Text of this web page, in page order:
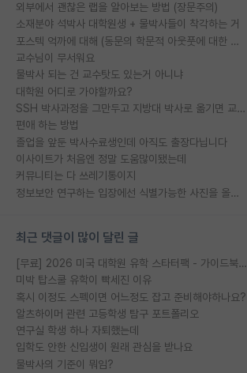
외부에서 괜찮은 랩을 알아보는 방법 (장문주의)
소재분야 석박사 대학원생 + 물박사들이 착각하는 거
포스텍 억까에 대해 (동문의 학문적 아웃풋에 대한 반박)
교수님이 무서워요
물박사 되는 건 교수탓도 있는거 아니냐
대학원 어디로 가야할까요?
SSH 박사과정을 그만두고 지방대 박사로 옮기면 교수의 꿈은 끝일까요?
편애 하는 방법
졸업을 앞둔 박사수료생인데 아직도 출장다닙니다
이사이트가 처음엔 정말 도움많이됐는데
커뮤니티는 다 쓰레기통이지
정보보안 연구하는 입장에선 식별가능한 사진을 올리는건 비추이긴함
최근 댓글이 많이 달린 글
[무료] 2026 미국 대학원 유학 스타터팩 - 가이드북 & 합격자 컨택메일 템플릿
미박 탑스쿨 유학이 빡세진 이유
혹시 이정도 스펙이면 어느정도 잡고 준비해야하나요?
알츠하이머 관련 고등학생 탐구 포트폴리오
연구실 학생 하나 자퇴했는데
입학도 안한 신입생이 원래 관심을 받나요
물박사의 기준이 뭐임?